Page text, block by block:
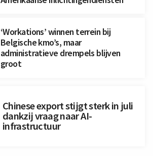
‘Workations’ winnen terrein bij
Belgische kmo’s, maar
administratieve drempels blijven
groot
Chinese export stijgt sterk in juli
dankzij vraag naar AI-
infrastructuur